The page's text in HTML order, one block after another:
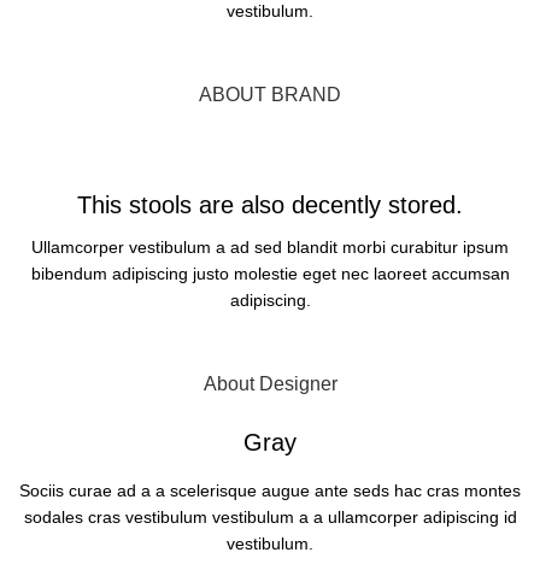
vestibulum.
ABOUT BRAND
This stools are also decently stored.
Ullamcorper vestibulum a ad sed blandit morbi curabitur ipsum
bibendum adipiscing justo molestie eget nec laoreet accumsan
adipiscing.
About Designer
Gray
Sociis curae ad a a scelerisque augue ante seds hac cras montes
sodales cras vestibulum vestibulum a a ullamcorper adipiscing id
vestibulum.